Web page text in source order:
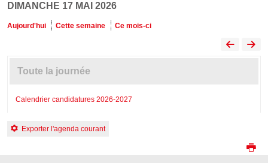
DIMANCHE 17 MAI 2026
Aujourd'hui Cette semaine Ce mois-ci
Toute la journée
Calendrier candidatures 2026-2027
Exporter l'agenda courant